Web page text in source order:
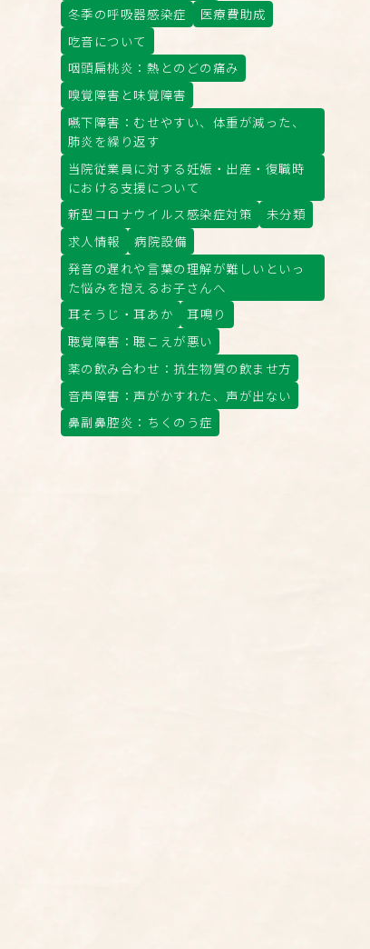
冬季の呼吸器感染症
医療費助成
吃音について
咽頭扁桃炎：熱とのどの痛み
嗅覚障害と味覚障害
嚥下障害：むせやすい、体重が減った、
肺炎を繰り返す
当院従業員に対する妊娠・出産・復職時
における支援について
新型コロナウイルス感染症対策
未分類
求人情報
病院設備
発音の遅れや言葉の理解が難しいといっ
た悩みを抱えるお子さんへ
耳そうじ・耳あか
耳鳴り
聴覚障害：聴こえが悪い
薬の飲み合わせ：抗生物質の飲ませ方
音声障害：声がかすれた、声が出ない
鼻副鼻腔炎：ちくのう症